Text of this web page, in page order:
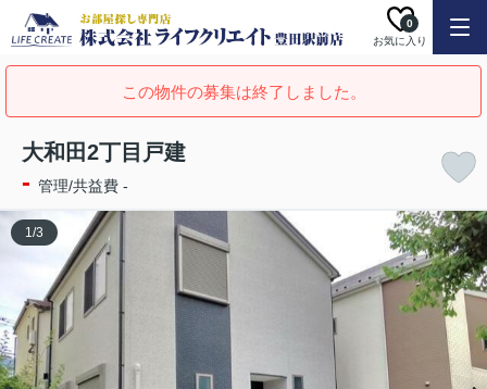
お気に入り
0
この物件の募集は終了しました。
大和田2丁目戸建
- 管理/共益費 -
1/3